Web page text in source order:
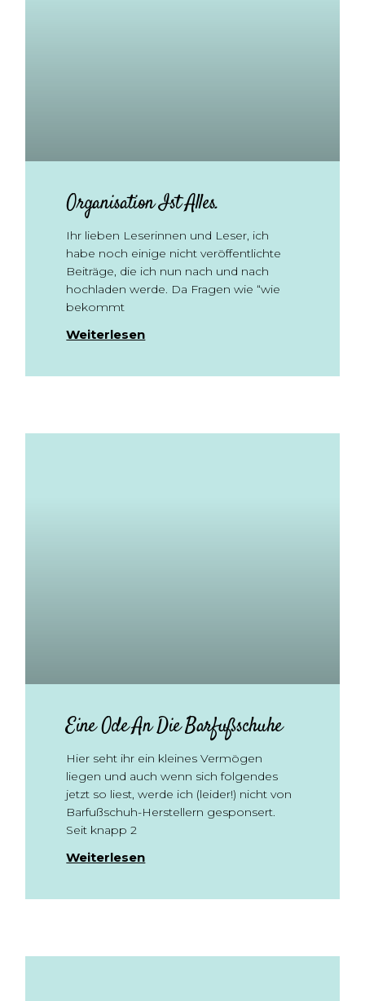
Organisation Ist Alles.
Ihr lieben Leserinnen und Leser, ich
habe noch einige nicht veröffentlichte
Beiträge, die ich nun nach und nach
hochladen werde. Da Fragen wie “wie
bekommt
Weiterlesen
Eine Ode An Die Barfußschuhe
Hier seht ihr ein kleines Vermögen
liegen und auch wenn sich folgendes
jetzt so liest, werde ich (leider!) nicht von
Barfußschuh-Herstellern gesponsert.
Seit knapp 2
Weiterlesen